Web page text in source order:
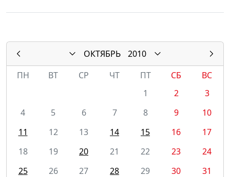
ОКТЯБРЬ
2010
ПН
ВТ СР ЧТ ПТ СБ
ВС
1
2
3
4
5 6 7 8 9
10
11
12 13 14 15 16
17
18
19 20 21 22 23
24
25
26 27 28 29 30 31